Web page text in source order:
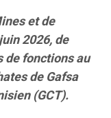
et de
2026, de
de fonctions au
de Gafsa
(GCT).